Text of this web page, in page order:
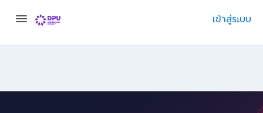
เข้าสู่ระบบ